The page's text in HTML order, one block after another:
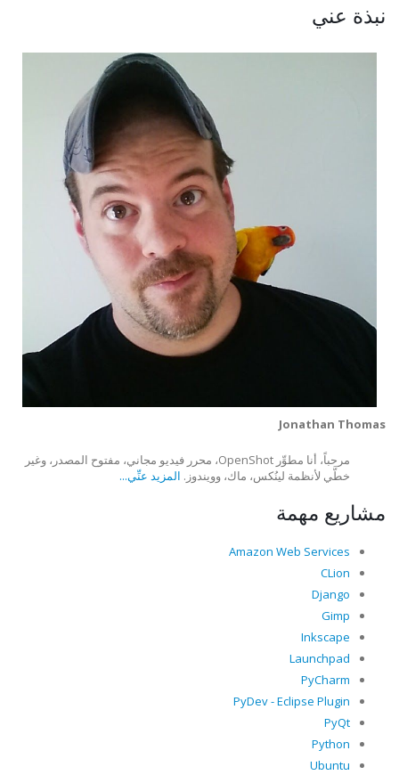
نبذة عني
Jonathan Thomas
مرحباً، أنا مطوِّر OpenShot، محرر فيديو مجاني، مفتوح المصدر، وغير
خطَّي لأنظمة لينُكس، ماك، وويندوز. المزيد عنِّي...
مشاريع مهمة
Amazon Web Services
CLion
Django
Gimp
Inkscape
Launchpad
PyCharm
PyDev - Eclipse Plugin
PyQt
Python
Ubuntu